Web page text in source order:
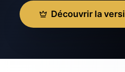
Découvrir la